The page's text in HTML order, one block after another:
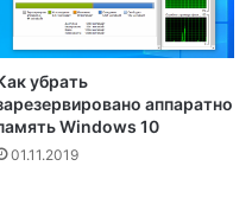
убрать
аппаратно
Windows 10
01.11.2019